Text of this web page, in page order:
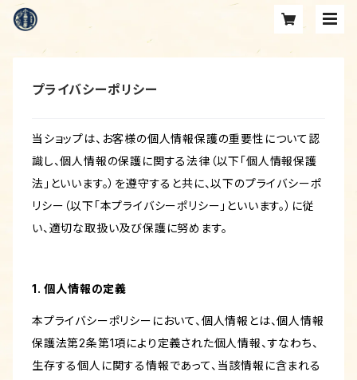
プライバシーポリシー
当ショップは、お客様の個人情報保護の重要性について認
識し、個人情報の保護に関する法律（以下「個人情報保護
法」といいます。）を遵守すると共に、以下のプライバシーポ
リシー（以下「本プライバシーポリシー」といいます。）に従
い、適切な取扱い及び保護に努めます。
1. 個人情報の定義
本プライバシーポリシーにおいて、個人情報とは、個人情報
保護法第2条第1項により定義された個人情報、すなわち、
生存する個人に関する情報であって、当該情報に含まれる